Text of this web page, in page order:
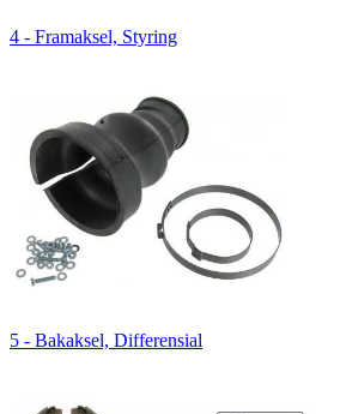
4 - Framaksel, Styring
5 - Bakaksel, Differensial